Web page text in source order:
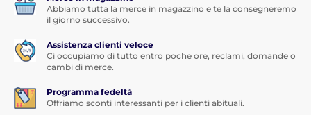
Abbiamo tutta la merce in magazzino e te la consegneremo
il giorno successivo.
Assistenza clienti veloce
Ci occupiamo di tutto entro poche ore, reclami, domande o
cambi di merce.
Programma fedeltà
Offriamo sconti interessanti per i clienti abituali.